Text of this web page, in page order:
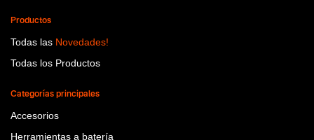
Productos
Todas las Novedades!
Todas los Productos
Categorías principales
Accesorios
Herramientas a batería